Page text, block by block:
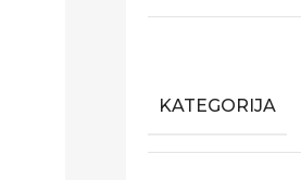
KATEGORIJA